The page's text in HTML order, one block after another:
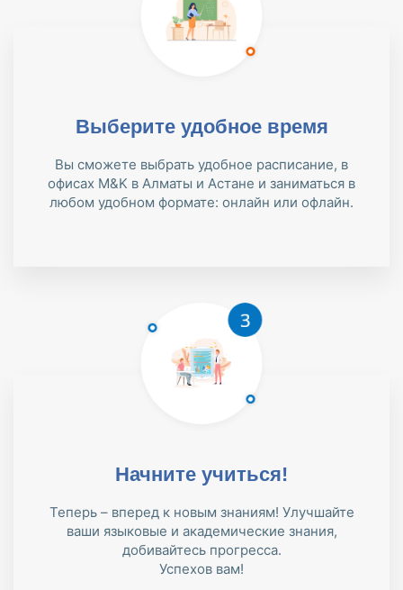
Выберите удобное время
Вы сможете выбрать удобное расписание, в
офисах M&K в Алматы и Астане и заниматься в
любом удобном формате: онлайн или офлайн.
Начните учиться!
Теперь – вперед к новым знаниям! Улучшайте
ваши языковые и академические знания,
добивайтесь прогресса.
Успехов вам!